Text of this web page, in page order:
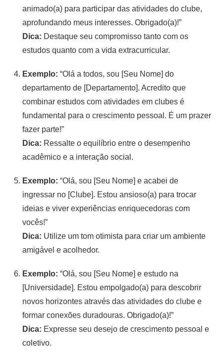
animado(a) para participar das atividades do clube,
aprofundando meus interesses. Obrigado(a)!”
Dica: Destaque seu compromisso tanto com os
estudos quanto com a vida extracurricular.
Exemplo: “Olá a todos, sou [Seu Nome] do
departamento de [Departamento]. Acredito que
combinar estudos com atividades em clubes é
fundamental para o crescimento pessoal. É um prazer
fazer parte!”
Dica: Ressalte o equilíbrio entre o desempenho
acadêmico e a interação social.
Exemplo: “Olá, sou [Seu Nome] e acabei de
ingressar no [Clube]. Estou ansioso(a) para trocar
ideias e viver experiências enriquecedoras com
vocês!”
Dica: Utilize um tom otimista para criar um ambiente
amigável e acolhedor.
Exemplo: “Olá, sou [Seu Nome] e estudo na
[Universidade]. Estou empolgado(a) para descobrir
novos horizontes através das atividades do clube e
formar conexões duradouras. Obrigado(a)!”
Dica: Expresse seu desejo de crescimento pessoal e
coletivo.